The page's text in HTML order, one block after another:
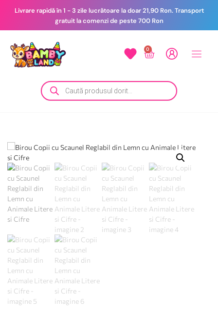
Livrare rapidă în 1 - 3 zile lucrătoare la doar 21,90 Ron. Transport
gratuit la comenzi de peste 700 Ron
0